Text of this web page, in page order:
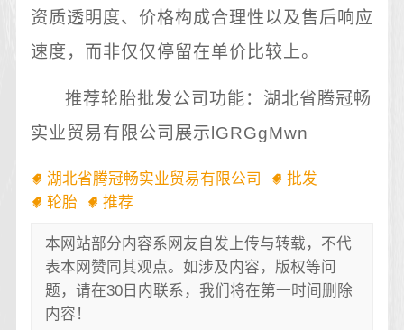
资质透明度、价格构成合理性以及售后响应
速度，而非仅仅停留在单价比较上。
推荐轮胎批发公司功能：湖北省腾冠畅
实业贸易有限公司展示lGRGgMwn
湖北省腾冠畅实业贸易有限公司
批发
轮胎
推荐
本网站部分内容系网友自发上传与转载，不代
表本网赞同其观点。如涉及内容，版权等问
题，请在30日内联系，我们将在第一时间删除
内容！